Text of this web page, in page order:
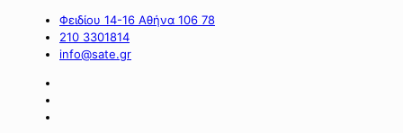
Φειδίου 14-16 Αθήνα 106 78
210 3301814
info@sate.gr